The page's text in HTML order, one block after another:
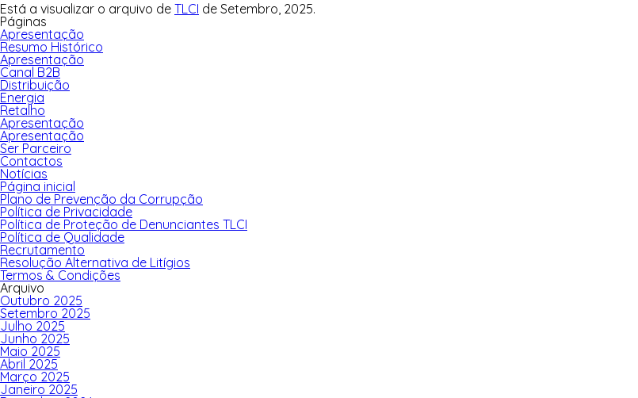
Está a visualizar o arquivo de TLCI de Setembro, 2025.
Páginas
Apresentação
Resumo Histórico
Apresentação
Canal B2B
Distribuição
Energia
Retalho
Apresentação
Apresentação
Ser Parceiro
Contactos
Notícias
Página inicial
Plano de Prevenção da Corrupção
Política de Privacidade
Política de Proteção de Denunciantes TLCI
Política de Qualidade
Recrutamento
Resolução Alternativa de Litígios
Termos & Condições
Arquivo
Outubro 2025
Setembro 2025
Julho 2025
Junho 2025
Maio 2025
Abril 2025
Março 2025
Janeiro 2025